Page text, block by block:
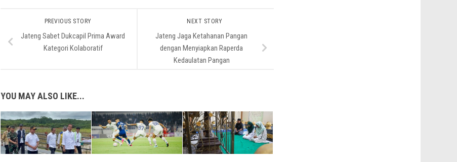
NEXT STORY
Jateng Jaga Ketahanan Pangan
dengan Menyiapkan Raperda
Kedaulatan Pangan
PREVIOUS STORY
Jateng Sabet Dukcapil Prima Award
Kategori Kolaboratif
YOU MAY ALSO LIKE...